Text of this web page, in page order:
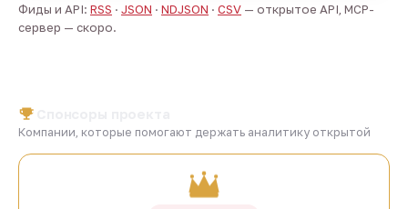
Фиды и API: RSS · JSON · NDJSON · CSV — открытое API, MCP-
сервер — скоро.
Компании, которые помогают держать аналитику открытой